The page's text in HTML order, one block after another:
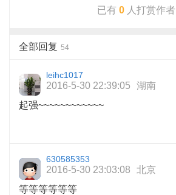
已有 0人打赏作者
全部回复 54
leihc1017
2016-5-30 22:39:05
湖南
起强~~~~~~~~~~~~
630585353
2016-5-30 23:03:08
北京
等等等等等等